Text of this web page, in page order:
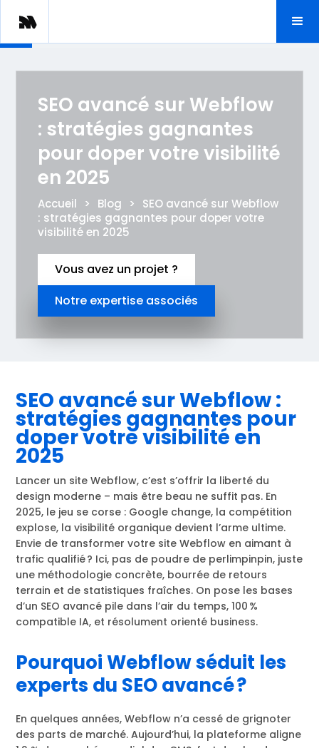
SEO avancé sur Webflow
: stratégies gagnantes
pour doper votre visibilité
en 2025
Accueil > Blog >
SEO avancé sur Webflow
: stratégies gagnantes pour doper votre
visibilité en 2025
Vous avez un projet ?
Notre expertise associés
SEO avancé sur Webflow :
stratégies gagnantes pour
doper votre visibilité en
2025
Lancer un site Webflow, c’est s’offrir la liberté du
design moderne – mais être beau ne suffit pas. En
2025, le jeu se corse : Google change, la compétition
explose, la visibilité organique devient l’arme ultime.
Envie de transformer votre site Webflow en aimant à
trafic qualifié ? Ici, pas de poudre de perlimpinpin, juste
une méthodologie concrète, bourrée de retours
terrain et de statistiques fraîches. On pose les bases
d’un SEO avancé pile dans l’air du temps, 100 %
compatible IA, et résolument orienté business.
Pourquoi Webflow séduit les
experts du SEO avancé ?
En quelques années, Webflow n’a cessé de grignoter
des parts de marché. Aujourd’hui, la plateforme aligne